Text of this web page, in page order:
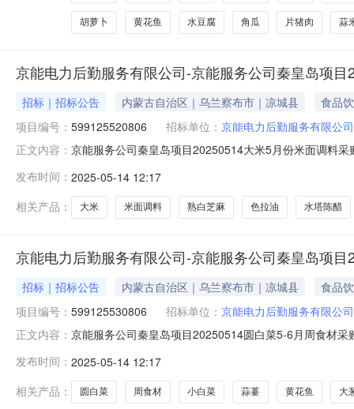
胡萝卜 黄花鱼 水豆腐 角瓜 片猪肉 蒜
京能电力后勤服务有限公司-京能服务公司秦皇岛项
招标｜招标公告 内蒙古自治区｜乌兰察布市｜凉城县
食品
项目编号： 599125520806 招标单位： 京能电力后勤服务有限公司
正文内容： 京能服务公司秦皇岛项目20250514大米5月份米面调料
桶7--玉米面----50斤8--古城面酱----10桶9--番茄酱----3桶
发布时间： 2025-05-14 12:17
相关产品：
大米 米面调料 熟白芝麻 色拉油 水塔陈醋
京能电力后勤服务有限公司-京能服务公司秦皇岛项
招标｜招标公告 内蒙古自治区｜乌兰察布市｜凉城县
食品
项目编号： 599125530806 招标单位： 京能电力后勤服务有限公司
正文内容： 京能服务公司秦皇岛项目20250514圆白菜5-6月周食材
斤7--蒜米----2斤8--水豆腐----50块9--大白菜----60斤10-
发布时间： 2025-05-14 12:17
相关产品：
圆白菜 周食材 小白菜 蒜薹 黄花鱼 大